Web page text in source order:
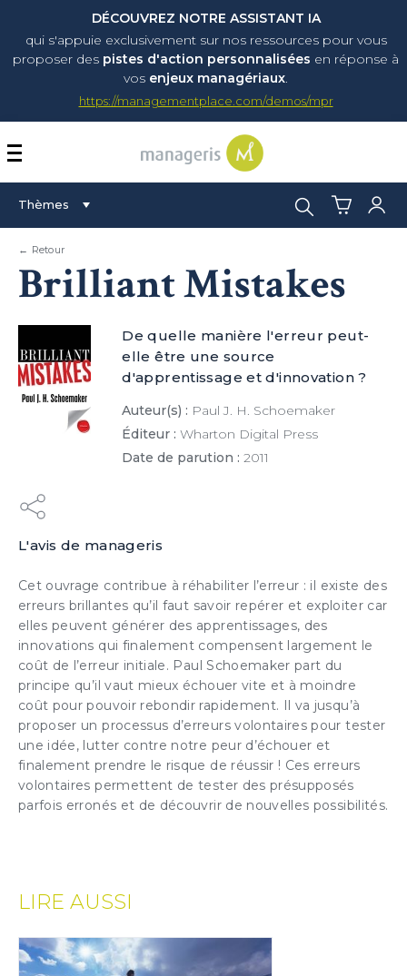
DÉCOUVREZ NOTRE ASSISTANT IA
qui s'appuie exclusivement sur nos ressources pour vous
proposer des pistes d'action personnalisées en réponse à
vos enjeux managériaux.
https://managementplace.com/demos/mpr
AFFICHER OU
Thèmes Rechercher :
← Retour
Brilliant Mistakes
De quelle manière l'erreur peut-
elle être une source
d'apprentissage et d'innovation ?
Auteur(s) : Paul J. H. Schoemaker
Éditeur : Wharton Digital Press
Date de parution : 2011
L'avis de manageris
Cet ouvrage contribue à réhabiliter l’erreur : il existe des
erreurs brillantes qu’il faut savoir repérer et exploiter car
elles peuvent générer des apprentissages, des
innovations qui finalement compensent largement le
coût de l’erreur initiale. Paul Schoemaker part du
principe qu’il vaut mieux échouer vite et à moindre
coût pour pouvoir rebondir rapidement. Il va jusqu’à
proposer un processus d’erreurs volontaires pour tester
une idée, lutter contre notre peur d’échouer et
finalement prendre le risque de réussir ! Ces erreurs
volontaires permettent de tester des présupposés
parfois erronés et de découvrir de nouvelles possibilités.
LIRE AUSSI
×
ESSAI GRATUIT
Découvrez gratuitement et sans engagement
nos contenus et notre solution d’aide à l’action
boostée par l'IA
JE DÉCOUVRE